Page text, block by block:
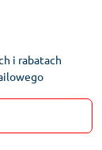
i rabatach